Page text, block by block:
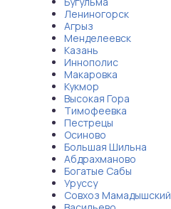
Лениногорск
Агрыз
Менделеевск
Казань
Иннополис
Макаровка
Кукмор
Высокая Гора
Тимофеевка
Пестрецы
Осиново
Большая Шильна
Абдрахманово
Богатые Сабы
Уруссу
Совхоз Мамадышский